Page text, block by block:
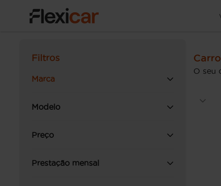
Filtros
Marca
Modelo
Preço
Prestação mensal
O seu